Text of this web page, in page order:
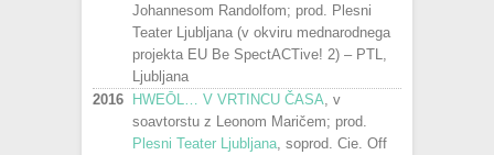
Johannesom Randolfom; prod. Plesni
Teater Ljubljana (v okviru mednarodnega
projekta EU Be SpectACTive! 2) – PTL,
Ljubljana
2016
HWEŌL… V VRTINCU ČASA , v
soavtorstu z Leonom Maričem; prod.
Plesni Teater Ljubljana , soprod. Cie. Off